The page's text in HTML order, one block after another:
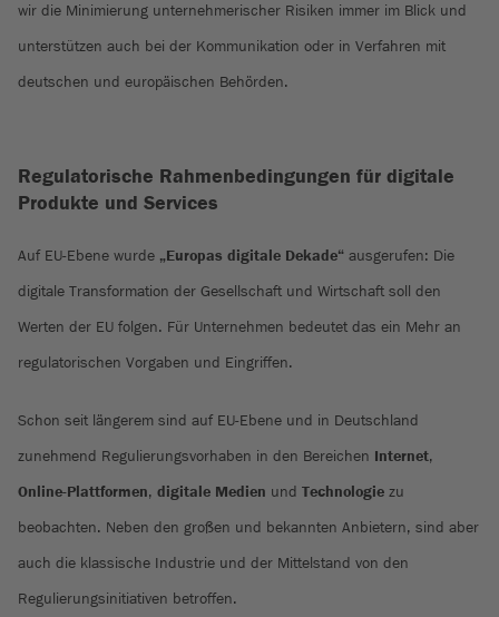
wir die Minimierung unternehmerischer Risiken immer im Blick und
unterstützen auch bei der Kommunikation oder in Verfahren mit
deutschen und europäischen Behörden.
Regulatorische Rahmenbedingungen für digitale
Produkte und Services
Auf EU-Ebene wurde „Europas digitale Dekade“ ausgerufen: Die
digitale Transformation der Gesellschaft und Wirtschaft soll den
Werten der EU folgen. Für Unternehmen bedeutet das ein Mehr an
regulatorischen Vorgaben und Eingriffen.
Schon seit längerem sind auf EU-Ebene und in Deutschland
zunehmend Regulierungsvorhaben in den Bereichen Internet,
Online-Plattformen, digitale Medien und Technologie zu
beobachten. Neben den großen und bekannten Anbietern, sind aber
auch die klassische Industrie und der Mittelstand von den
Regulierungsinitiativen betroffen.